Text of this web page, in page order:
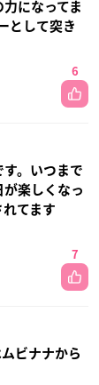
になってま
として突き
6
。いつまで
楽しくなっ
てます
7
ビナナから